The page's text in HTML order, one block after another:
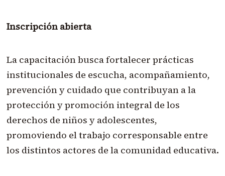
Inscripción abierta
La capacitación busca fortalecer prácticas
institucionales de escucha, acompañamiento,
prevención y cuidado que contribuyan a la
protección y promoción integral de los
derechos de niños y adolescentes,
promoviendo el trabajo corresponsable entre
los distintos actores de la comunidad educativa.